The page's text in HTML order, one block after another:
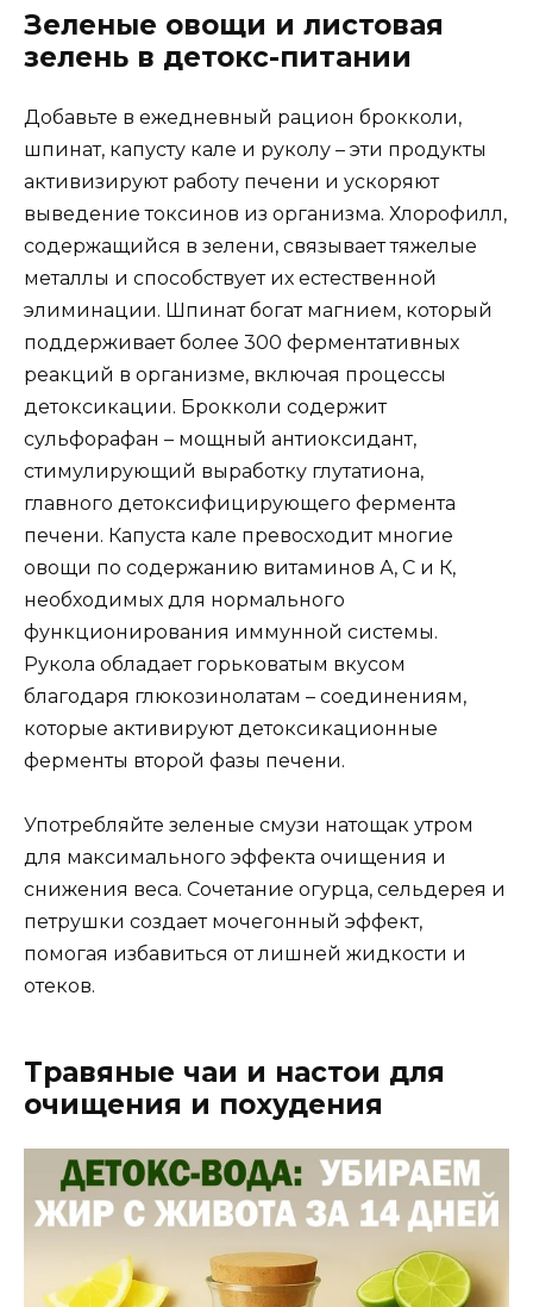
Зеленые овощи и листовая
зелень в детокс-питании
Добавьте в ежедневный рацион брокколи,
шпинат, капусту кале и руколу – эти продукты
активизируют работу печени и ускоряют
выведение токсинов из организма. Хлорофилл,
содержащийся в зелени, связывает тяжелые
металлы и способствует их естественной
элиминации. Шпинат богат магнием, который
поддерживает более 300 ферментативных
реакций в организме, включая процессы
детоксикации. Брокколи содержит
сульфорафан – мощный антиоксидант,
стимулирующий выработку глутатиона,
главного детоксифицирующего фермента
печени. Капуста кале превосходит многие
овощи по содержанию витаминов А, С и К,
необходимых для нормального
функционирования иммунной системы.
Рукола обладает горьковатым вкусом
благодаря глюкозинолатам – соединениям,
которые активируют детоксикационные
ферменты второй фазы печени.
Употребляйте зеленые смузи натощак утром
для максимального эффекта очищения и
снижения веса. Сочетание огурца, сельдерея и
петрушки создает мочегонный эффект,
помогая избавиться от лишней жидкости и
отеков.
Травяные чаи и настои для
очищения и похудения